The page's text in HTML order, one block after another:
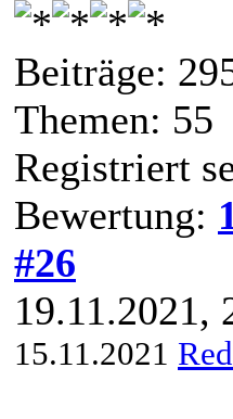
Beiträge:
Themen: 55
Registriert
Bewertung:
#26
19.11.2021,
15.11.2021